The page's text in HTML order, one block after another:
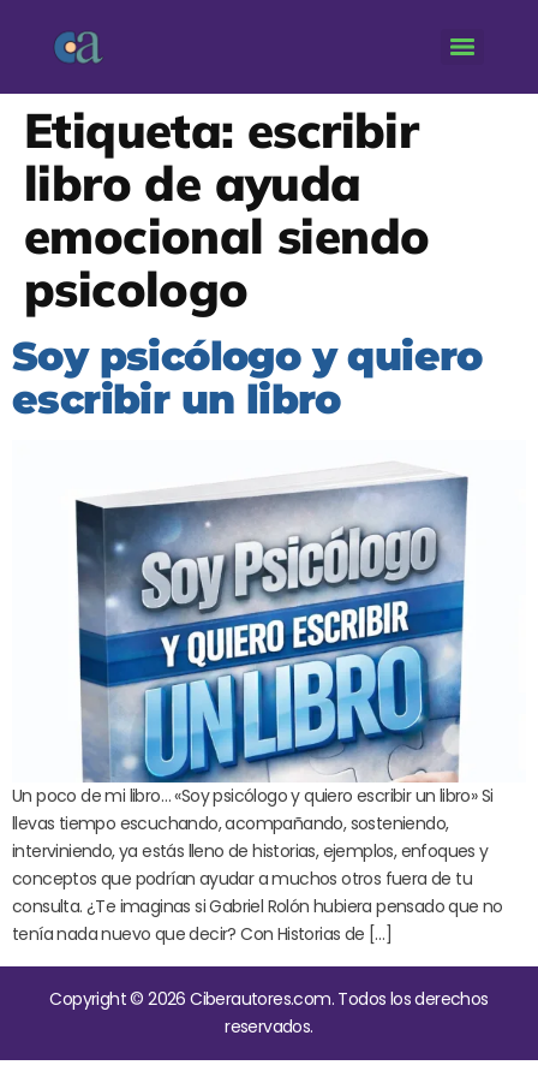
Etiqueta: escribir
libro de ayuda
emocional siendo
psicologo
Soy psicólogo y quiero
escribir un libro
Un poco de mi libro… «Soy psicólogo y quiero escribir un libro» Si
llevas tiempo escuchando, acompañando, sosteniendo,
interviniendo, ya estás lleno de historias, ejemplos, enfoques y
conceptos que podrían ayudar a muchos otros fuera de tu
consulta. ¿Te imaginas si Gabriel Rolón hubiera pensado que no
tenía nada nuevo que decir? Con Historias de […]
Copyright © 2026 Ciberautores.com. Todos los derechos
reservados.